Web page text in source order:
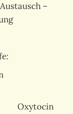
–